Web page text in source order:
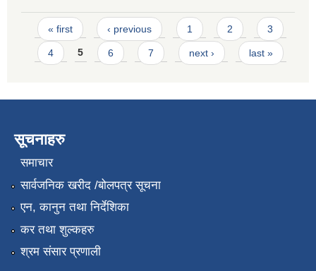
Pages
« first ‹ previous 1 2 3
4 5 6 7 next › last »
सूचनाहरु
समाचार
सार्वजनिक खरीद /बोलपत्र सूचना
एन, कानुन तथा निर्देशिका
कर तथा शुल्कहरु
श्रम संसार प्रणाली